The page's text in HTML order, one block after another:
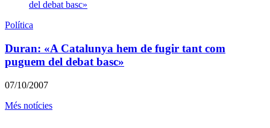
Política
Duran: «A Catalunya hem de fugir tant com
puguem del debat basc»
07/10/2007
Més notícies